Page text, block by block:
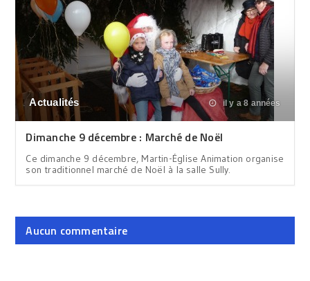
Actualités il y a 8 années
Dimanche 9 décembre : Marché de Noël
Ce dimanche 9 décembre, Martin-Église Animation organise
son traditionnel marché de Noël à la salle Sully.
Aucun commentaire